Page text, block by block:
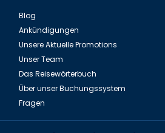
Blog
Ankündigungen
Unsere Aktuelle Promotions
Unser Team
Das Reisewörterbuch
Über unser Buchungssystem
Fragen